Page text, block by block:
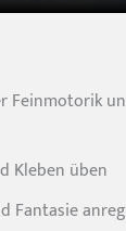
Feinmotorik
Kleben üben
Fantasie